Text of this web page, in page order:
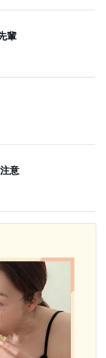
定食
チ